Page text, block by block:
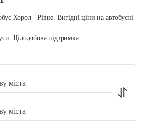
Хорол - Рівне. Вигідні ціни на автобусні
Цілодобова підтримка.